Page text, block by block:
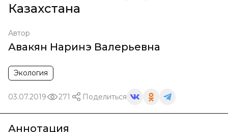
Казахстана
Автор
Авакян Наринэ Валерьевна
Экология
03.07.2019 271 Поделиться
Аннотация